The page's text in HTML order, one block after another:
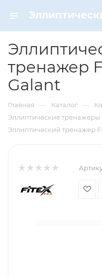
тренажер
Galant
Главная — Каталог —
Эллиптические тренажеры
Эллиптический тренажер